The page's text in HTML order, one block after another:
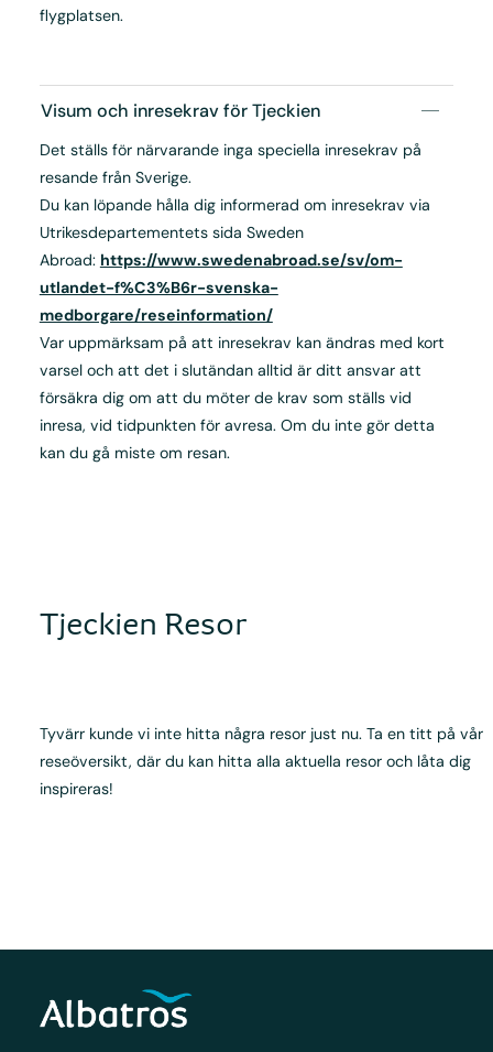
flygplatsen.
Visum och inresekrav för Tjeckien
Det ställs för närvarande inga speciella inresekrav på
resande från Sverige.
Du kan löpande hålla dig informerad om inresekrav via
Utrikesdepartementets sida Sweden
Abroad: https://www.swedenabroad.se/sv/om-
utlandet-f%C3%B6r-svenska-
medborgare/reseinformation/
Var uppmärksam på att inresekrav kan ändras med kort
varsel och att det i slutändan alltid är ditt ansvar att
försäkra dig om att du möter de krav som ställs vid
inresa, vid tidpunkten för avresa. Om du inte gör detta
kan du gå miste om resan.
Tjeckien Resor
Tyvärr kunde vi inte hitta några resor just nu. Ta en titt på vår
reseöversikt, där du kan hitta alla aktuella resor och låta dig
inspireras!